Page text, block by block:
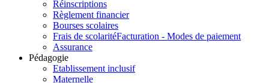
Réinscriptions
Règlement financier
Bourses scolaires
Frais de scolaritéFacturation - Modes de paiement
Assurance
Pédagogie
Etablissement inclusif
Maternelle